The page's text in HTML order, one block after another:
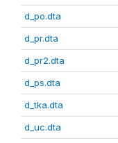
d_po.dta
d_pr.dta
d_pr2.dta
d_ps.dta
d_tka.dta
d_uc.dta